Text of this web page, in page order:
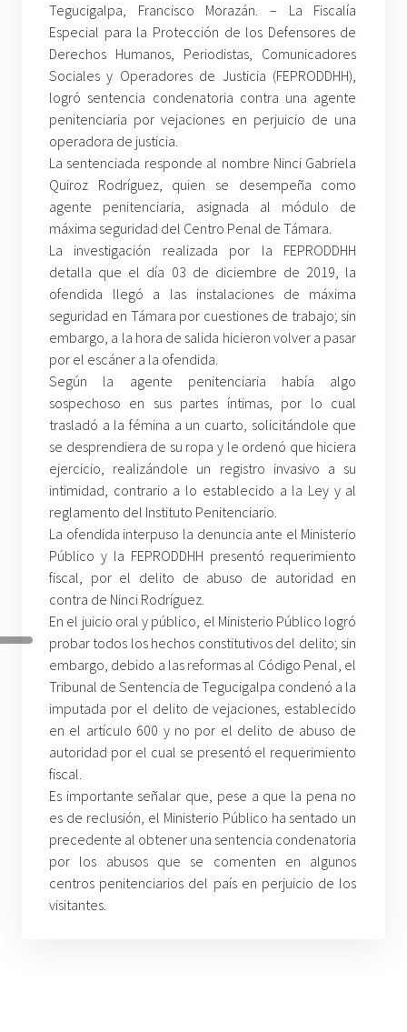
Tegucigalpa, Francisco Morazán. – La Fiscalía
Especial para la Protección de los Defensores de
Derechos Humanos, Periodistas, Comunicadores
Sociales y Operadores de Justicia (FEPRODDHH),
logró sentencia condenatoria contra una agente
penitenciaria por vejaciones en perjuicio de una
operadora de justicia.
La sentenciada responde al nombre Ninci Gabriela
Quiroz Rodríguez, quien se desempeña como
agente penitenciaria, asignada al módulo de
máxima seguridad del Centro Penal de Támara.
La investigación realizada por la FEPRODDHH
detalla que el día 03 de diciembre de 2019, la
ofendida llegó a las instalaciones de máxima
seguridad en Támara por cuestiones de trabajo; sin
embargo, a la hora de salida hicieron volver a pasar
por el escáner a la ofendida.
Según la agente penitenciaria había algo
sospechoso en sus partes íntimas, por lo cual
trasladó a la fémina a un cuarto, solicitándole que
se desprendiera de su ropa y le ordenó que hiciera
ejercicio, realizándole un registro invasivo a su
intimidad, contrario a lo establecido a la Ley y al
reglamento del Instituto Penitenciario.
La ofendida interpuso la denuncia ante el Ministerio
Público y la FEPRODDHH presentó requerimiento
fiscal, por el delito de abuso de autoridad en
contra de Ninci Rodríguez.
En el juicio oral y público, el Ministerio Público logró
probar todos los hechos constitutivos del delito; sin
embargo, debido a las reformas al Código Penal, el
Tribunal de Sentencia de Tegucigalpa condenó a la
imputada por el delito de vejaciones, establecido
en el artículo 600 y no por el delito de abuso de
autoridad por el cual se presentó el requerimiento
fiscal.
Es importante señalar que, pese a que la pena no
es de reclusión, el Ministerio Público ha sentado un
precedente al obtener una sentencia condenatoria
por los abusos que se comenten en algunos
centros penitenciarios del país en perjuicio de los
visitantes.